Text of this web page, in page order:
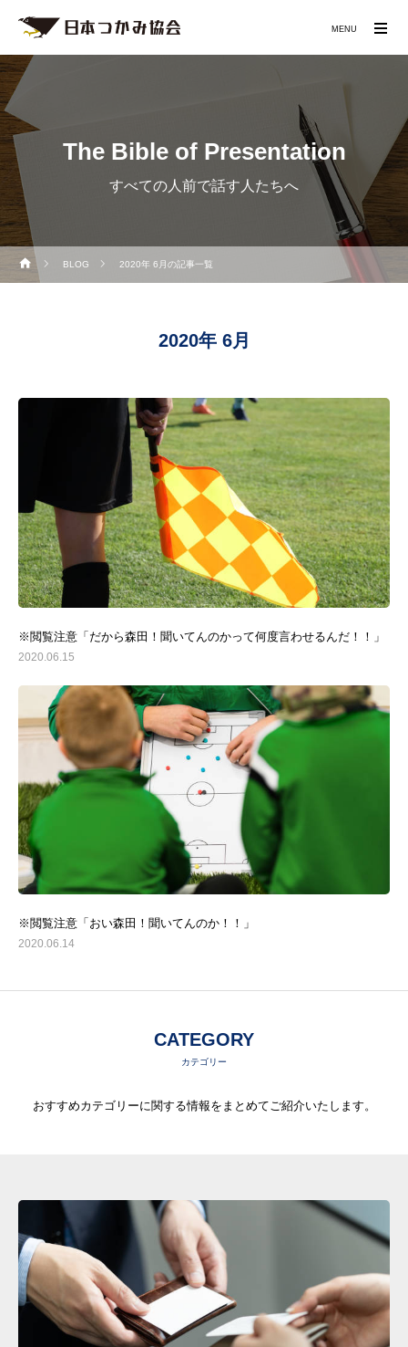
The Bible of Presentation
すべての人前で話す人たちへ
BLOG 2020年 6月の記事一覧
2020年 6月
※閲覧注意「だから森田！聞いてんのかって何度言わせるんだ！！」
2020.06.15
※閲覧注意「おい森田！聞いてんのか！！」
2020.06.14
CATEGORY
カテゴリー
おすすめカテゴリーに関する情報をまとめてご紹介いたします。
MENU